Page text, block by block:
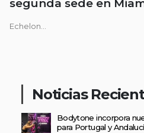
segunda sede en
Echelon...
Noticias
Bodytone incorpora
para Portugal y